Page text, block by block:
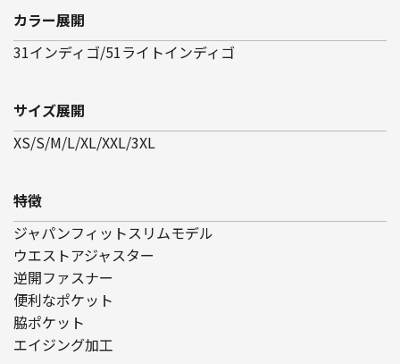
カラー展開
31インディゴ/51ライトインディゴ
サイズ展開
XS/S/M/L/XL/XXL/3XL
特徴
ジャパンフィットスリムモデル
ウエストアジャスター
逆開ファスナー
便利なポケット
脇ポケット
エイジング加工